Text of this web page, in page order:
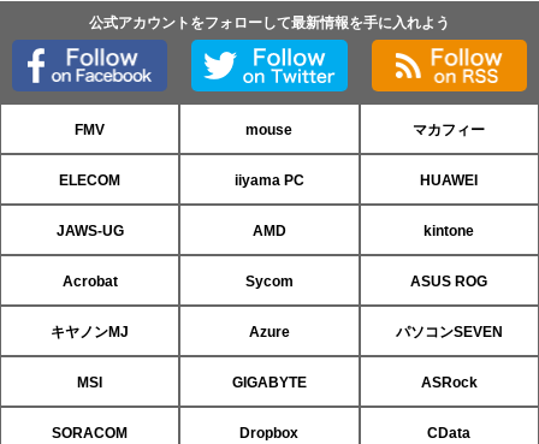
公式アカウントをフォローして最新情報を手に入れよう
FMV mouse マカフィー
ELECOM iiyama PC HUAWEI
JAWS-UG AMD kintone
Acrobat Sycom ASUS ROG
キヤノンMJ Azure パソコンSEVEN
MSI GIGABYTE ASRock
SORACOM Dropbox CData